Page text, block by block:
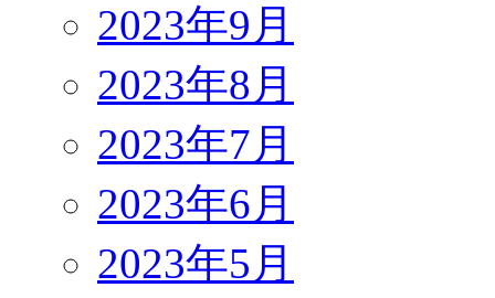
2023年9月
2023年8月
2023年7月
2023年6月
2023年5月